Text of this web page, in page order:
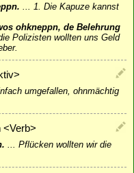
1. Die Kapuze kannst
ohkneppn, de Belehrung
Polizisten wollten uns Geld
umgefallen, ohnmächtig
<Verb>
Pflücken wollten wir die